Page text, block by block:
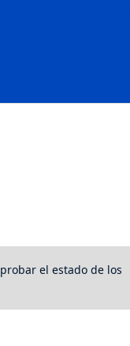
el estado de los